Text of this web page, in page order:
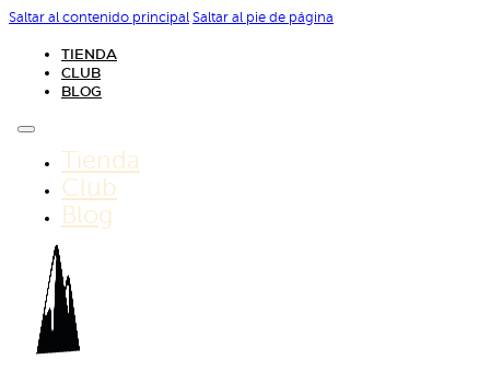
Saltar al contenido principal Saltar al pie de página
TIENDA
CLUB
BLOG
Tienda
Club
Blog